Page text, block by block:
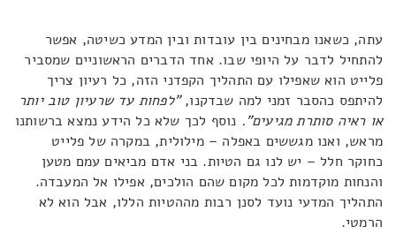
עתה, כשאנו מבחינים בין עובדות ובין המדע כשיטה, אפשר
להתחיל לדבר על היופי שבו. אחד הדברים הראשוניים שמסביר
פלייט הוא שאפילו עם התהליך הקפדני הזה, כל רעיון צריך
להיתפס כהסבר זמני למה שבדקנו,"לפחות עד שרעיון טוב יותר
או ראיה סותרת מגיעים". נוסף לכך שלא כל הידע נמצא ברשותנו
מראש, ואנו מגששים באפלה – מילולית, במקרה של פלייט
כחוקר חלל – יש לנו גם הטיות. בני אדם מביאים עמם מטען
והנחות מוקדמות לכל מקום שהם הולכים, אפילו אל המעבדה.
התהליך המדעי נועד לסנן רבות מההטיות הללו, אבל הוא לא
הרמטי.